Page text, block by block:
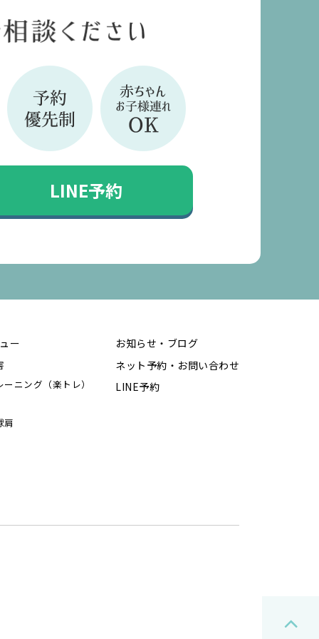
LINE予約
ー
ニング（楽トレ）
肩
お知らせ・ブログ
ネット予約・お問い合わせ
LINE予約